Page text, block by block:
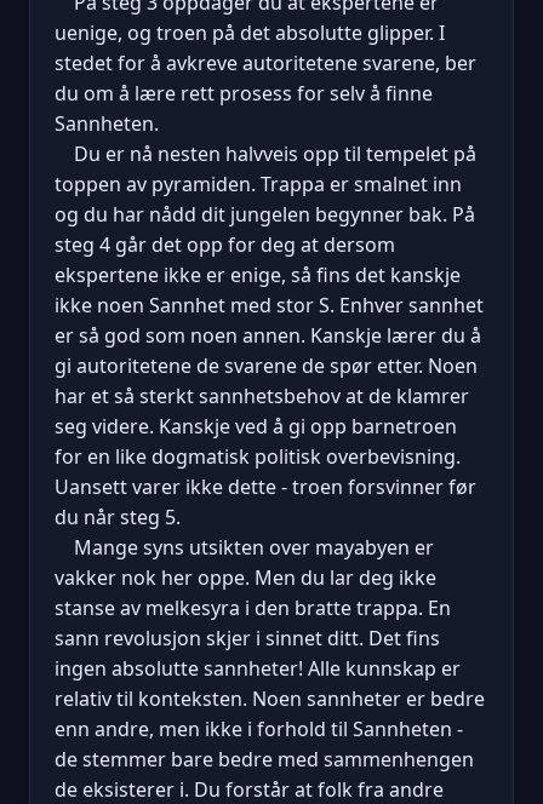
uenige, og troen på det absolutte glipper. I
stedet for å avkreve autoritetene svarene, ber
du om å lære rett prosess for selv å finne
Sannheten.
Du er nå nesten halvveis opp til tempelet på
toppen av pyramiden. Trappa er smalnet inn
og du har nådd dit jungelen begynner bak. På
steg 4 går det opp for deg at dersom
ekspertene ikke er enige, så fins det kanskje
ikke noen Sannhet med stor S. Enhver sannhet
er så god som noen annen. Kanskje lærer du å
gi autoritetene de svarene de spør etter. Noen
har et så sterkt sannhetsbehov at de klamrer
seg videre. Kanskje ved å gi opp barnetroen
for en like dogmatisk politisk overbevisning.
Uansett varer ikke dette - troen forsvinner før
du når steg 5.
Mange syns utsikten over mayabyen er
vakker nok her oppe. Men du lar deg ikke
stanse av melkesyra i den bratte trappa. En
sann revolusjon skjer i sinnet ditt. Det fins
ingen absolutte sannheter! Alle kunnskap er
relativ til konteksten. Noen sannheter er bedre
enn andre, men ikke i forhold til Sannheten -
de stemmer bare bedre med sammenhengen
de eksisterer i. Du forstår at folk fra andre